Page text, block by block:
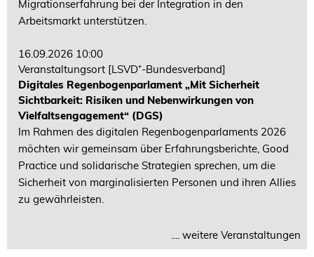
Migrationserfahrung bei der Integration in den
Arbeitsmarkt unterstützen.
16.09.2026 10:00
Veranstaltungsort [LSVD⁺-Bundesverband]
Digitales Regenbogenparlament „Mit Sicherheit
Sichtbarkeit: Risiken und Nebenwirkungen von
Vielfaltsengagement“ (DGS)
Im Rahmen des digitalen Regenbogenparlaments 2026
möchten wir gemeinsam über Erfahrungsberichte, Good
Practice und solidarische Strategien sprechen, um die
Sicherheit von marginalisierten Personen und ihren Allies
zu gewährleisten.
.... weitere Veranstaltungen